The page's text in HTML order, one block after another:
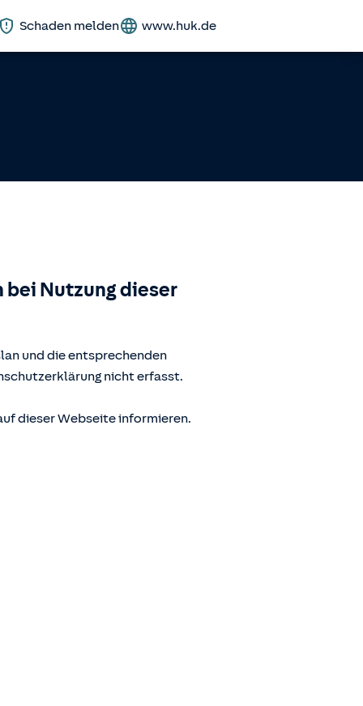
Schaden melden www.huk.de
Nutzung dieser
und die entsprechenden
nicht erfasst.
dieser Webseite informieren.